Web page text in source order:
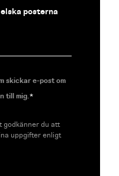
posterna
skickar e-post om
till mig.*
godkänner du att
uppgifter enligt